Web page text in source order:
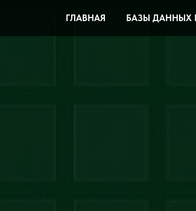
ГЛАВНАЯ БАЗЫ ДАННЫХ